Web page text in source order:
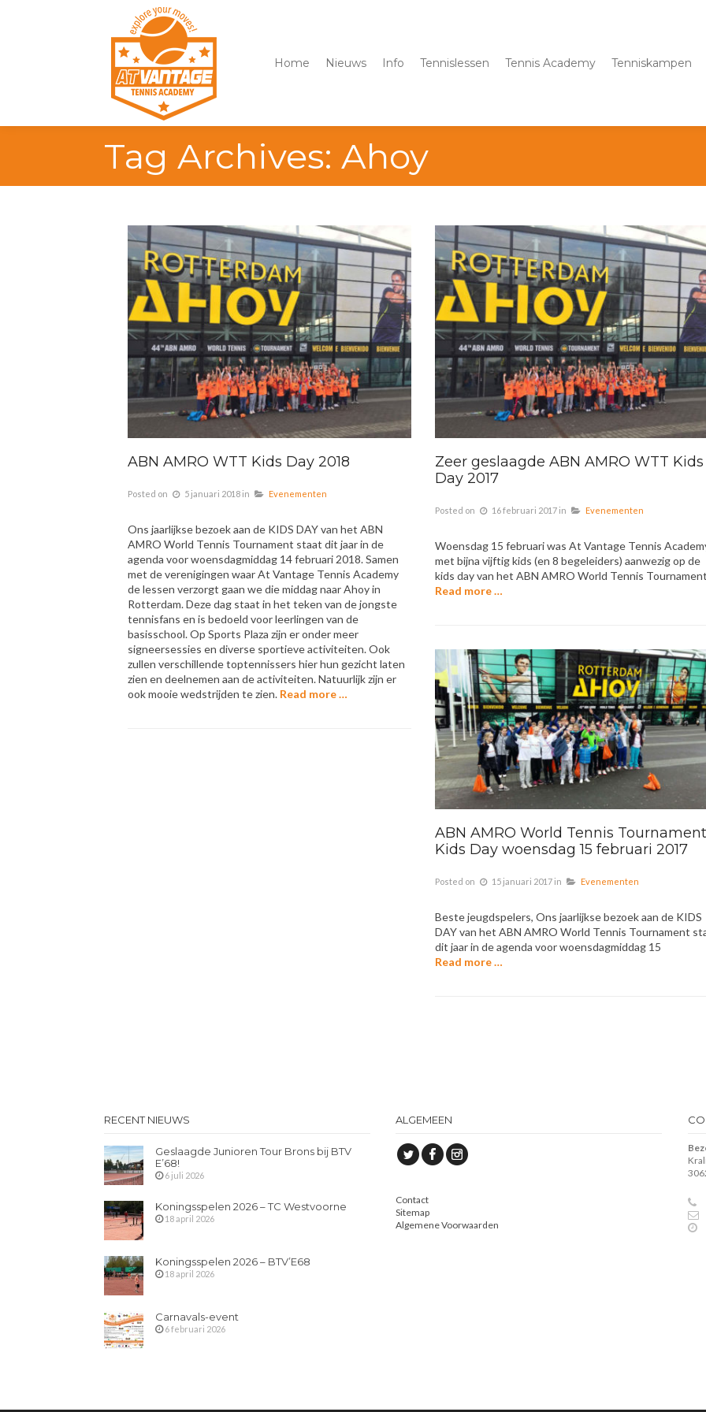
Home Nieuws Info Tennislessen Tennis Academy Tenniskampen
Tag Archives: Ahoy
ABN AMRO WTT Kids Day 2018
Posted on 5 januari 2018 in Evenementen
Ons jaarlijkse bezoek aan de KIDS DAY van het ABN
AMRO World Tennis Tournament staat dit jaar in de
agenda voor woensdagmiddag 14 februari 2018. Samen
met de verenigingen waar At Vantage Tennis Academy
de lessen verzorgt gaan we die middag naar Ahoy in
Rotterdam. Deze dag staat in het teken van de jongste
tennisfans en is bedoeld voor leerlingen van de
basisschool. Op Sports Plaza zijn er onder meer
signeersessies en diverse sportieve activiteiten. Ook
zullen verschillende toptennissers hier hun gezicht laten
zien en deelnemen aan de activiteiten. Natuurlijk zijn er
ook mooie wedstrijden te zien. Read more …
Zeer geslaagde ABN AMRO WTT Kids
Day 2017
Posted on 16 februari 2017 in Evenementen
Woensdag 15 februari was At Vantage Tennis
met bijna vijftig kids (en 8 begeleiders) aanwezig op de
kids day van het ABN AMRO World Tennis
Read more …
ABN AMRO World Tennis Tournament
Kids Day woensdag 15 februari 2017
Posted on 15 januari 2017 in Evenementen
Beste jeugdspelers, Ons jaarlijkse bezoek aan de KIDS
DAY van het ABN AMRO World Tennis Tournament
dit jaar in de agenda voor woensdagmiddag 15
Read more …
RECENT NIEUWS
Geslaagde Junioren Tour Brons bij BTV
E’68!
6 juli 2026
Koningsspelen 2026 – TC Westvoorne
18 april 2026
Koningsspelen 2026 – BTV’E68
18 april 2026
Carnavals-event
6 februari 2026
ALGEMEEN
Contact
Sitemap
Algemene Voorwaarden